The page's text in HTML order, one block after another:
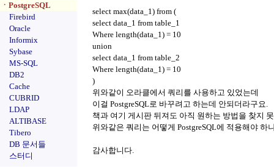
ㆍPostgreSQL
Firebird
Oracle
Informix
Sybase
MS-SQL
DB2
Cache
CUBRID
LDAP
ALTIBASE
Tibero
DB 문서들
스터디
select max(data_1) from (
select data_1 from table_1
Where length(data_1) = 10
union
select data_1 from table_2
Where length(data_1) = 10
)
위와같이 오라클에서 쿼리를 사용하고 있었는데
이걸 PostgreSQL로 바꾸려고 하는데 안되더라구요.
책과 여기 게시판 뒤져도 아직 원하는 방법을 찾지
위와같은 쿼리는 어떻게 PostgreSQL에 적용해야 하
감사합니다.